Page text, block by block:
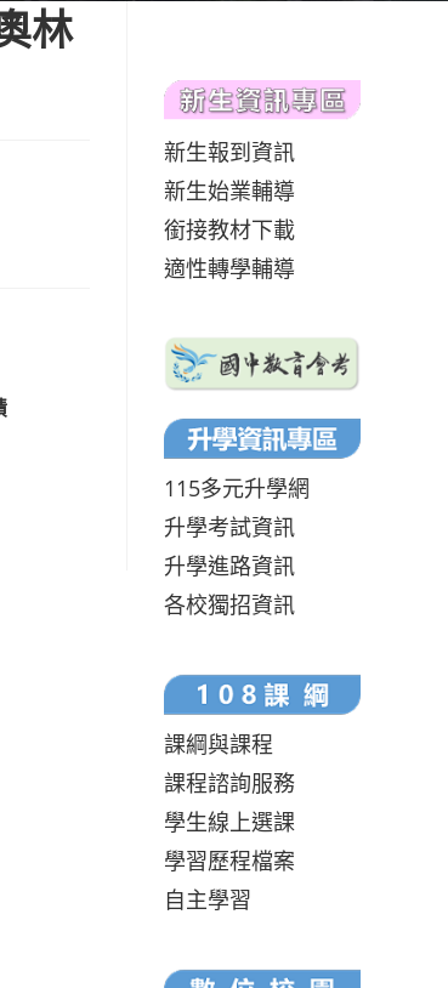
林
新生報到資訊
新生始業輔導
銜接教材下載
適性轉學輔導
115多元升學網
升學考試資訊
升學進路資訊
各校獨招資訊
課綱與課程
課程諮詢服務
學生線上選課
學習歷程檔案
自主學習